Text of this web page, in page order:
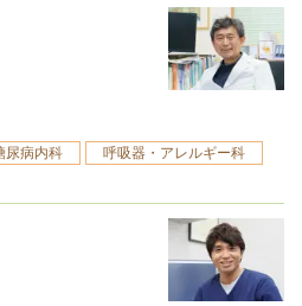
尿病内科 呼吸器・アレルギー科